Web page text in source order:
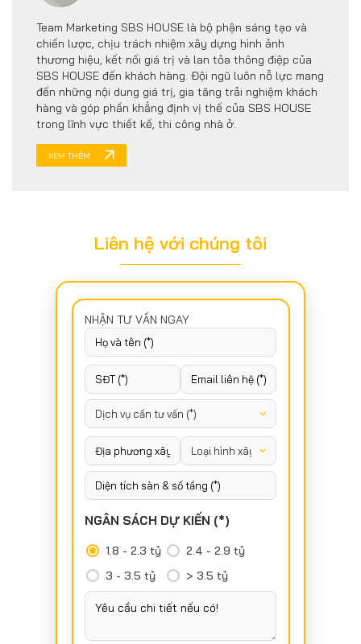
Team Marketing SBS HOUSE là bộ phận sáng tạo và
chiến lược, chịu trách nhiệm xây dựng hình ảnh
thương hiệu, kết nối giá trị và lan tỏa thông điệp của
SBS HOUSE đến khách hàng. Đội ngũ luôn nỗ lực mang
đến những nội dung giá trị, gia tăng trải nghiệm khách
hàng và góp phần khẳng định vị thế của SBS HOUSE
trong lĩnh vực thiết kế, thi công nhà ở.
XEM THÊM
Liên hệ với chúng tôi
NHẬN TƯ VẤN NGAY
NGÂN SÁCH DỰ KIẾN (*)
1.8 - 2.3 tỷ
2.4 - 2.9 tỷ
3 - 3.5 tỷ
> 3.5 tỷ